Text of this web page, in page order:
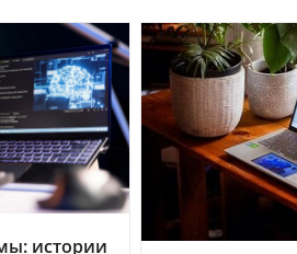
истории